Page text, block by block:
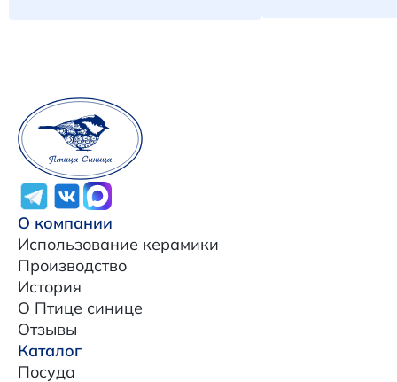
О компании
Использование керамики
Производство
История
О Птице синице
Отзывы
Каталог
Посуда